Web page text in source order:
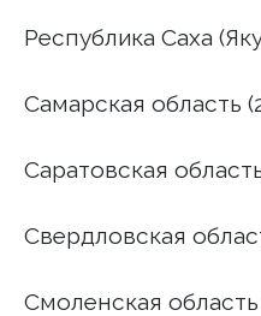
Республика Саха
Самарская область
Саратовская
Свердловская
Смоленская область